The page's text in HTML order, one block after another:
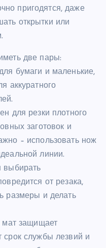
пригодятся, даже
открытки или
две пары:
бумаги и маленькие,
аккуратного
для резки плотного
заготовок и
– использовать нож
линии.
выбирать
от резака,
размеры и делать
мат защищает
срок службы лезвий и